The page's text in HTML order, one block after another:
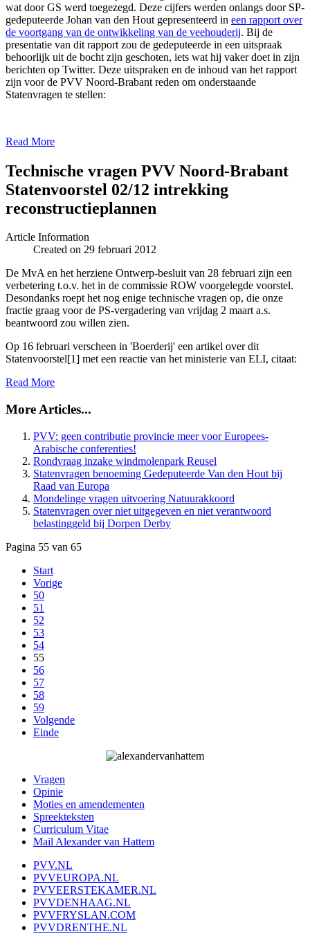
wat door GS werd toegezegd. Deze cijfers werden onlangs door SP-
gedeputeerde Johan van den Hout gepresenteerd in een rapport over
de voortgang van de ontwikkeling van de veehouderij. Bij de
presentatie van dit rapport zou de gedeputeerde in een uitspraak
behoorlijk uit de bocht zijn geschoten, iets wat hij vaker doet in zijn
berichten op Twitter. Deze uitspraken en de inhoud van het rapport
zijn voor de PVV Noord-Brabant reden om onderstaande
Statenvragen te stellen:
Read More
Technische vragen PVV Noord-Brabant
Statenvoorstel 02/12 intrekking
reconstructieplannen
Article Information
Created on 29 februari 2012
De MvA en het herziene Ontwerp-besluit van 28 februari zijn een
verbetering t.o.v. het in de commissie ROW voorgelegde voorstel.
Desondanks roept het nog enige technische vragen op, die onze
fractie graag voor de PS-vergadering van vrijdag 2 maart a.s.
beantwoord zou willen zien.
Op 16 februari verscheen in 'Boerderij' een artikel over dit
Statenvoorstel[1] met een reactie van het ministerie van ELI, citaat:
Read More
More Articles...
PVV: geen contributie provincie meer voor Europees-
Arabische conferenties!
Rondvraag inzake windmolenpark Reusel
Statenvragen benoeming Gedeputeerde Van den Hout bij
Raad van Europa
Mondelinge vragen uitvoering Natuurakkoord
Statenvragen over niet uitgegeven en niet verantwoord
belastinggeld bij Dorpen Derby
Pagina 55 van 65
Start
Vorige
50
51
52
53
54
55
56
57
58
59
Volgende
Einde
Vragen
Opinie
Moties en amendementen
Spreekteksten
Curriculum Vitae
Mail Alexander van Hattem
PVV.NL
PVVEUROPA.NL
PVVEERSTEKAMER.NL
PVVDENHAAG.NL
PVVFRYSLAN.COM
PVVDRENTHE.NL